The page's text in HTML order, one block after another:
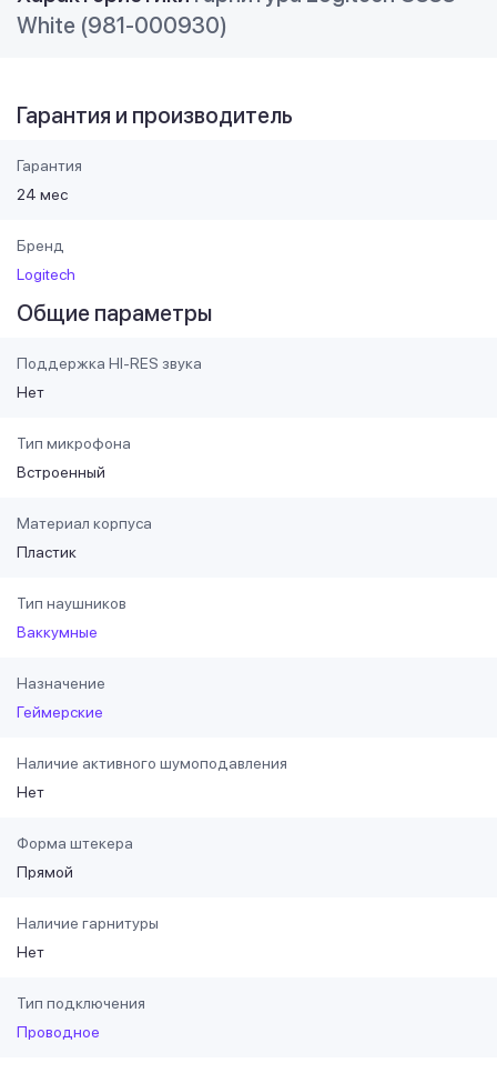
White (981-000930)
Гарантия и производитель
Гарантия
24 мес
Бренд
Logitech
Общие параметры
Поддержка HI-RES звука
Нет
Тип микрофона
Встроенный
Материал корпуса
Пластик
Тип наушников
Ваккумные
Назначение
Геймерские
Наличие активного шумоподавления
Нет
Форма штекера
Прямой
Наличие гарнитуры
Нет
Тип подключения
Проводное